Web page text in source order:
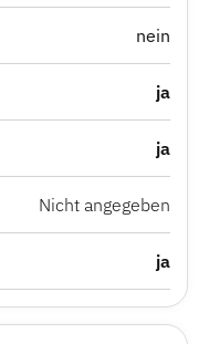
nein
ja
ja
Nicht angegeben
ja